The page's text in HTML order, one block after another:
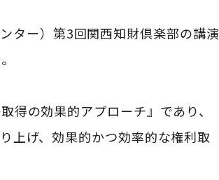
ター）第3回関西知財倶楽部の講演
得の効果的アプローチ』であり、
上げ、効果的かつ効率的な権利取